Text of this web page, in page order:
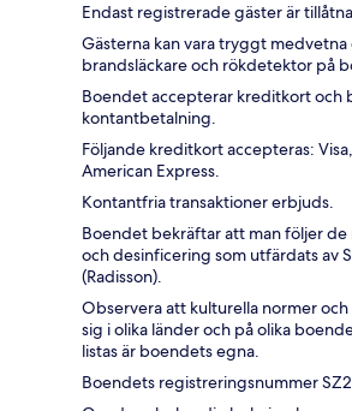
Endast registrerade gäster är
Gästerna kan vara tryggt
brandsläckare och rökdetektor på
Boendet accepterar kreditkort och
kontantbetalning.
Följande kreditkort accepteras:
American Express.
Kontantfria transaktioner erbjuds.
Boendet bekräftar att man följer
och desinficering som utfärdats av
(Radisson).
Observera att kulturella normer
sig i olika länder och på olika
listas är boendets egna.
Boendets registreringsnummer